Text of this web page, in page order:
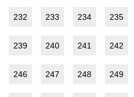
232 233 234 235
239 240 241 242
246 247 248 249